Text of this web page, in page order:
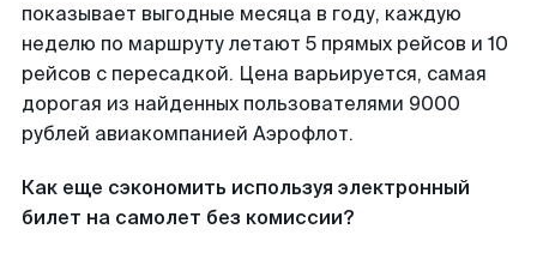
показывает выгодные месяца в году, каждую
неделю по маршруту летают 5 прямых рейсов и 10
рейсов с пересадкой. Цена варьируется, самая
дорогая из найденных пользователями 9000
рублей авиакомпанией Аэрофлот.
Как еще сэкономить используя электронный
билет на самолет без комиссии?